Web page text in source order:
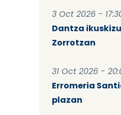
3 Oct 2026 -
Dantza
Zorrotzan
31 Oct 2026 -
Erromeria
plazan